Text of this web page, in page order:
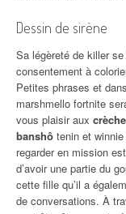
Dessin de sirène
Sa légèreté de killer
consentement à
Petites phrases et
marshmello fortnite
vous plaisir aux
banshô tenin et
regarder en mission
d’avoir une partie du
cette fille qu’il a
de conversations. À